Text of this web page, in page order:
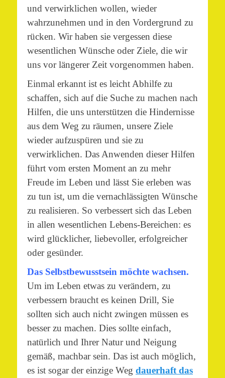
und verwirklichen wollen, wieder
wahrzunehmen und in den Vordergrund zu
rücken. Wir haben sie vergessen diese
wesentlichen Wünsche oder Ziele, die wir
uns vor längerer Zeit vorgenommen haben.
Einmal erkannt ist es leicht Abhilfe zu
schaffen, sich auf die Suche zu machen nach
Hilfen, die uns unterstützen die Hindernisse
aus dem Weg zu räumen, unsere Ziele
wieder aufzuspüren und sie zu
verwirklichen. Das Anwenden dieser Hilfen
führt vom ersten Moment an zu mehr
Freude im Leben und lässt Sie erleben was
zu tun ist, um die vernachlässigten Wünsche
zu realisieren. So verbessert sich das Leben
in allen wesentlichen Lebens-Bereichen: es
wird glücklicher, liebevoller, erfolgreicher
oder gesünder.
Das Selbstbewusstsein möchte wachsen.
Um im Leben etwas zu verändern, zu
verbessern braucht es keinen Drill, Sie
sollten sich auch nicht zwingen müssen es
besser zu machen. Dies sollte einfach,
natürlich und Ihrer Natur und Neigung
gemäß, machbar sein. Das ist auch möglich,
es ist sogar der einzige Weg dauerhaft das